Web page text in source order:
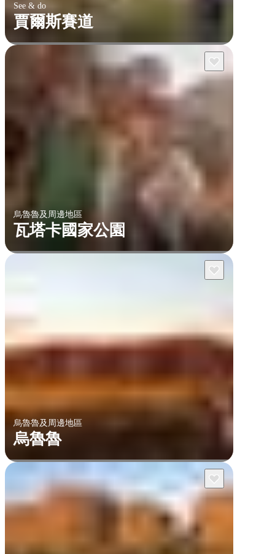
See & do
賈爾斯賽道
烏魯魯及周邊地區
瓦塔卡國家公園
烏魯魯及周邊地區
烏魯魯